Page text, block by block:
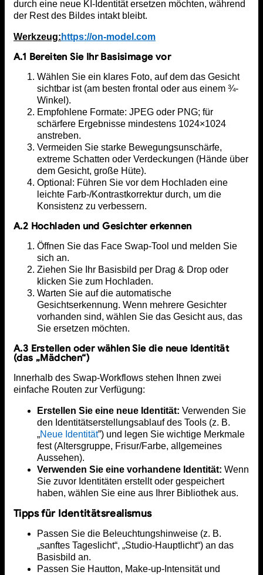
durch eine neue KI-Identität ersetzen möchten, während
der Rest des Bildes intakt bleibt.
Werkzeug: https://on-model.com
A.1 Bereiten Sie Ihr Basisimage vor
Wählen Sie ein klares Foto, auf dem das Gesicht
sichtbar ist (am besten frontal oder aus einem ¾-
Winkel).
Empfohlene Formate: JPEG oder PNG; für
schärfere Ergebnisse mindestens 1024×1024
anstreben.
Vermeiden Sie starke Bewegungsunschärfe,
extreme Schatten oder Verdeckungen (Hände über
dem Gesicht, große Hüte).
Optional: Führen Sie vor dem Hochladen eine
leichte Farb-/Kontrastkorrektur durch, um die
Konsistenz zu verbessern.
A.2 Hochladen und Gesichter erkennen
Öffnen Sie das Face Swap-Tool und melden Sie
sich an.
Ziehen Sie Ihr Basisbild per Drag & Drop oder
klicken Sie zum Hochladen.
Warten Sie auf die automatische
Gesichtserkennung. Wenn mehrere Gesichter
vorhanden sind, wählen Sie das Gesicht aus, das
Sie ersetzen möchten.
A.3 Erstellen oder wählen Sie die neue Identität
(das „Mädchen“)
Innerhalb des Swap-Workflows stehen Ihnen zwei
einfache Routen zur Verfügung:
Erstellen Sie eine neue Identität: Verwenden Sie
den Identitätserstellungsablauf des Tools (z. B.
„Neue Identität”) und legen Sie wichtige Merkmale
fest (Altersgruppe, Frisur/Farbe, allgemeines
Aussehen).
Verwenden Sie eine vorhandene Identität: Wenn
Sie zuvor Identitäten erstellt oder gespeichert
haben, wählen Sie eine aus Ihrer Bibliothek aus.
Tipps für Identitätsrealismus
Passen Sie die Beleuchtungshinweise (z. B.
„sanftes Tageslicht“, „Studio-Hauptlicht“) an das
Basisbild an.
Passen Sie Hautton, Make-up-Intensität und